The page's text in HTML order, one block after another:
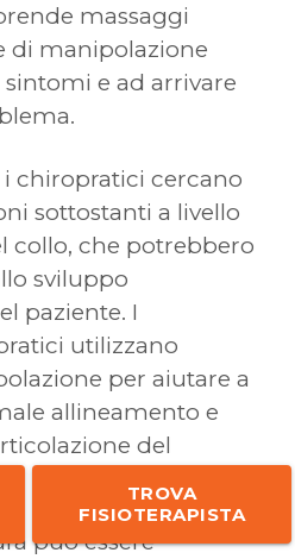
massaggi
di manipolazione
e ad arrivare
chiropratici cercano
sottostanti a livello
collo, che potrebbero
sviluppo
paziente. I
utilizzano
per aiutare a
allineamento e
del
può essere
TROVA
FISIOTERAPISTA